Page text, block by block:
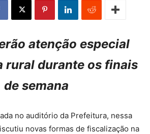
atenção especial
rural durante os finais
de semana
no auditório da Prefeitura, nessa
novas formas de fiscalização na